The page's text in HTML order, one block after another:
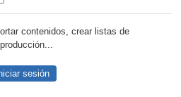
contenidos, crear listas de
sesión